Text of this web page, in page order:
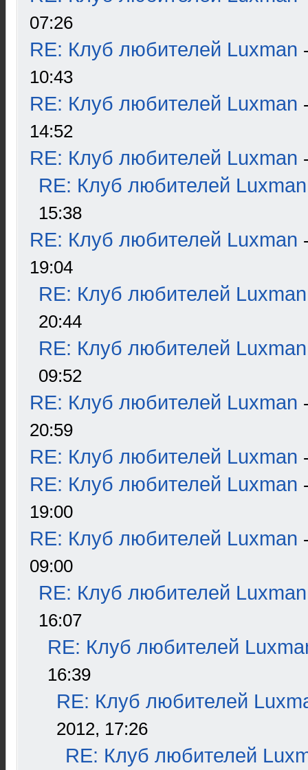
07:26
RE: Клуб любителей Luxman
10:43
RE: Клуб любителей Luxman
14:52
RE: Клуб любителей Luxman
RE: Клуб любителей Luxman
15:38
RE: Клуб любителей Luxman
19:04
RE: Клуб любителей Luxman
20:44
RE: Клуб любителей Luxman
09:52
RE: Клуб любителей Luxman
20:59
RE: Клуб любителей Luxman
RE: Клуб любителей Luxman
19:00
RE: Клуб любителей Luxman
09:00
RE: Клуб любителей Luxman
16:07
RE: Клуб любителей
16:39
RE: Клуб любителей
2012, 17:26
RE: Клуб любителей